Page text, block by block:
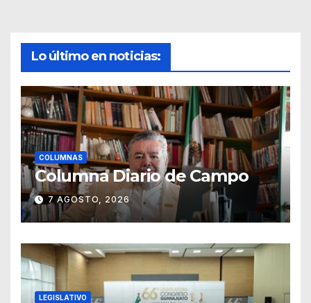
Lo último en noticias:
COLUMNAS
Columna Diario de Campo
7 AGOSTO, 2026
LEGISLATIVO